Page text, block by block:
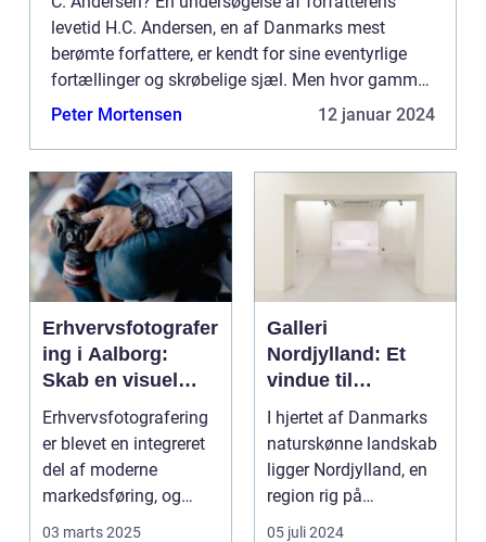
levetid H.C. Andersen, en af Danmarks mest
berømte forfattere, er kendt for sine eventyrlige
fortællinger og skrøbelige sjæl. Men hvor gammel
blev han egentlig? Denne artikel vil dykke ned i
Peter Mortensen 12 januar 2024
Erhvervsfotografer
ing i Aalborg:
Skab en visuel
identitet
Erhvervsfotografering
er blevet en integreret
del af moderne
markedsføring, og
erhvervsfotogr...
03 marts 2025
Galleri
Nordjylland: Et
vindue til
regionens kunst
og kultur
I hjertet af Danmarks
naturskønne landskab
ligger Nordjylland, en
region rig på
kulturhistorie og ku...
05 juli 2024